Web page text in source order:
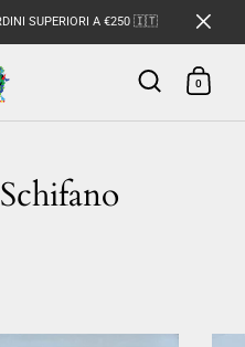
SUPERIORI A €250 🇮🇹
0